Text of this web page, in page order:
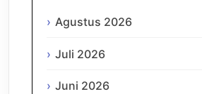
Agustus 2026
Juli 2026
Juni 2026